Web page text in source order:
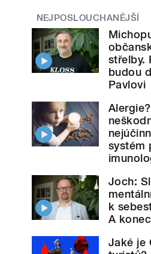
NEJPOSLOUCHANĚJŠÍ
střelby.
budou
Pavlovi
systém
Joch:
k
A
Jaké je